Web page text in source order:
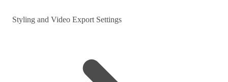
Styling and Video Export Settings